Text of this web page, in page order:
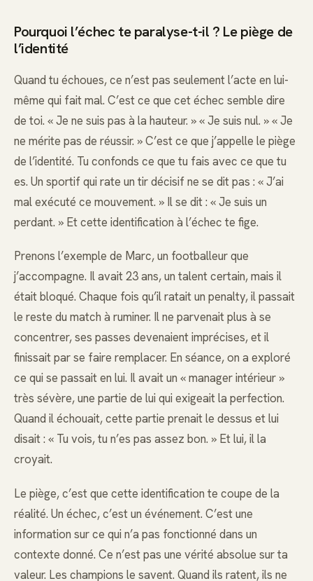
Pourquoi l’échec te paralyse-t-il ? Le piège de
l’identité
Quand tu échoues, ce n’est pas seulement l’acte en lui-
même qui fait mal. C’est ce que cet échec semble dire
de toi. « Je ne suis pas à la hauteur. » « Je suis nul. » « Je
ne mérite pas de réussir. » C’est ce que j’appelle le piège
de l’identité. Tu confonds ce que tu fais avec ce que tu
es. Un sportif qui rate un tir décisif ne se dit pas : « J’ai
mal exécuté ce mouvement. » Il se dit : « Je suis un
perdant. » Et cette identification à l’échec te fige.
Prenons l’exemple de Marc, un footballeur que
j’accompagne. Il avait 23 ans, un talent certain, mais il
était bloqué. Chaque fois qu’il ratait un penalty, il passait
le reste du match à ruminer. Il ne parvenait plus à se
concentrer, ses passes devenaient imprécises, et il
finissait par se faire remplacer. En séance, on a exploré
ce qui se passait en lui. Il avait un « manager intérieur »
très sévère, une partie de lui qui exigeait la perfection.
Quand il échouait, cette partie prenait le dessus et lui
disait : « Tu vois, tu n’es pas assez bon. » Et lui, il la
croyait.
Le piège, c’est que cette identification te coupe de la
réalité. Un échec, c’est un événement. C’est une
information sur ce qui n’a pas fonctionné dans un
contexte donné. Ce n’est pas une vérité absolue sur ta
valeur. Les champions le savent. Quand ils ratent, ils ne